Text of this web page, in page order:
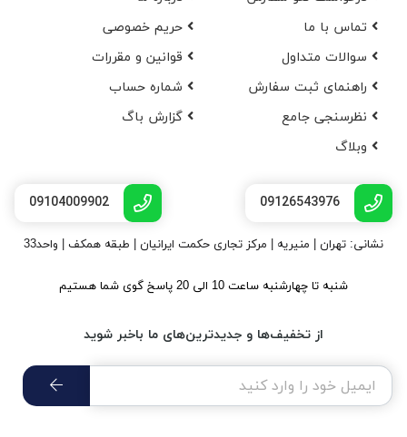
تماس با ما
حریم خصوصی
سوالات متداول
قوانین و مقررات
راهنمای ثبت سفارش
شماره حساب
نظرسنجی جامع
گزارش باگ
وبلاگ
09126543976
09104009902
نشانی: تهران | منیریه | مرکز تجاری حکمت ایرانیان | طبقه همکف | واحد33
شنبه تا چهارشنبه ساعت 10 الی 20 پاسخ گوی شما هستیم
از تخفیف‌ها و جدیدترین‌های ما باخبر شوید